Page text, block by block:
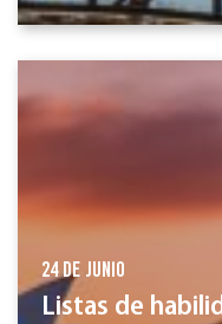
24 de junio
Listas de